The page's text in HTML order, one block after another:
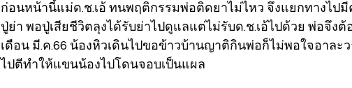
ก่อนหน้านี้แม่ด.ช.เอ้ ทนพฤติกรรมพ่อติดยาไม่ไหว จึงแยกทางไป
ปู่ย่า พอปู่เสียชีวิตลุงได้รับย่าไปดูแลแต่ไม่รับด.ช.เอ้ไปด้วย พ่อจึงต้
เดือน มี.ค.66 น้องหิวเดินไปขอข้าวบ้านญาติกินพ่อก็ไม่พอใจอาละ
ไปตีทำให้แขนน้องไปโดนจอบเป็นแผล